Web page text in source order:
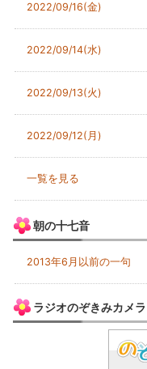
2022/09/16(金)
2022/09/14(水)
2022/09/13(火)
2022/09/12(月)
一覧を見る
朝の十七音
2013年6月以前の一句
ラジオのぞきみカメラ